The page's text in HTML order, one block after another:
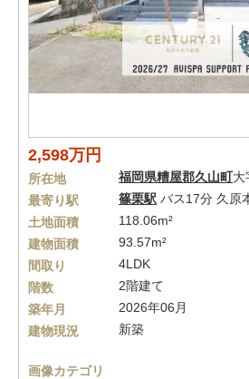
2,598万円
所在地 福岡県糟屋郡久山町大
最寄り駅
篠栗駅 バス17分 久原
土地面積
118.06m²
建物面積
93.57m²
間取り
4LDK
階数
2階建て
築年月
2026年06月
建物現況
新築
画像カテゴリ